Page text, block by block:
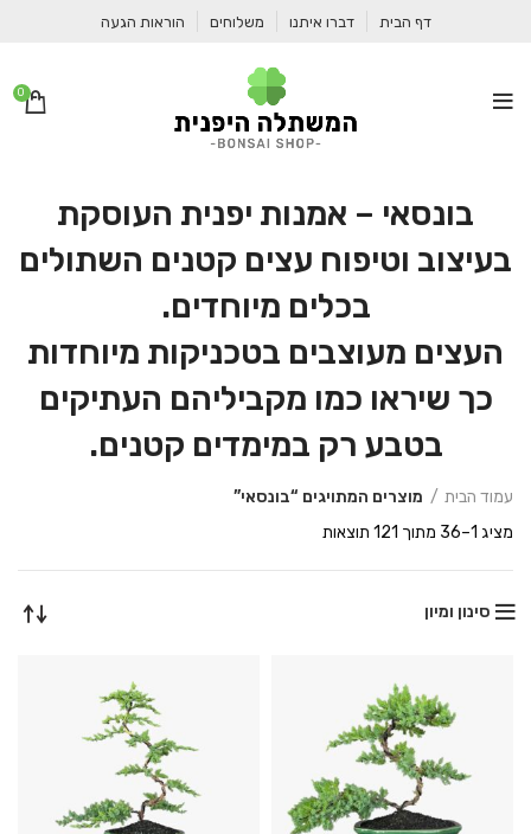
דף הבית דברו איתנו משלוחים הוראות הגעה
0
בונסאי – אמנות יפנית העוסקת
בעיצוב וטיפוח עצים קטנים השתולים
בכלים מיוחדים.
העצים מעוצבים בטכניקות מיוחדות
כך שיראו כמו מקביליהם העתיקים
בטבע רק במימדים קטנים.
עמוד הבית
מוצרים המתויגים “בונסאי”
מציג 1–36 מתוך 121 תוצאות
סינון ומיון